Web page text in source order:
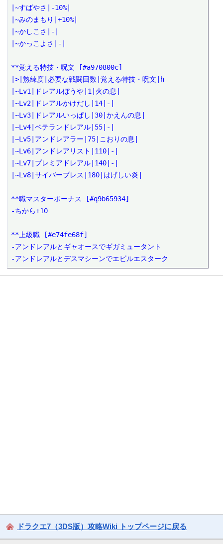
|~すばやさ|-10%|
|~みのまもり|+10%|
|~かしこさ|-|
|~かっこよさ|-|
**覚える特技・呪文 [#a970800c]
|>|熟練度|必要な戦闘回数|覚える特技・呪文|h
|~Lv1|ドレアルぼうや|1|火の息|
|~Lv2|ドレアルかけだし|14|-|
|~Lv3|ドレアルいっぱし|30|かえんの息|
|~Lv4|ベテランドレアル|55|-|
|~Lv5|アンドレアラー|75|こおりの息|
|~Lv6|アンドレアリスト|110|-|
|~Lv7|プレミアドレアル|140|-|
|~Lv8|サイバーブレス|180|はげしい炎|
**職マスターボーナス [#q9b65934]
-ちから+10
**上級職 [#e74fe68f]
-アンドレアルとギャオースでギガミュータント
-アンドレアルとデスマシーンでエビルエスターク
ドラクエ7（3DS版）攻略Wiki トップページに戻る